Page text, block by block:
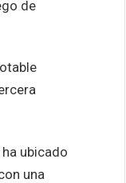
de
ubicado
una